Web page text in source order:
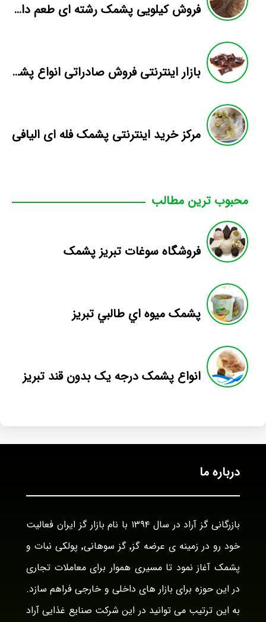
فروش کیلویی پشمک رشته ای طعم دار میوه
بازار اینترنتی فروش صادراتی انواع پشمک الیافی/شکلاتی
مرکز خرید اینترنتی پشمک فله ای الیافی
محبوب ترین مطالب
فروشگاه سوغات تبریز پشمک
پشمک ميوه اي طالبي تبريز
انواع پشمک درجه یک بدون قند تبریز
درباره ما
بازرگانی گز آراد در سال ۱۳۹۴ با نام بازار گز ایران فعالیت
خود رو در زمینه ی عرضه گز٬ گز سوهانی٬ پولکی نبات و
پشمک آغاز نمود تا مسیری هموار برای معاملات تجاری
در این حوزه برای بازار های داخلی و خارجی فراهم سازد.
به این ترتیب می توانید در این شرکت صنایع غذایی آراد